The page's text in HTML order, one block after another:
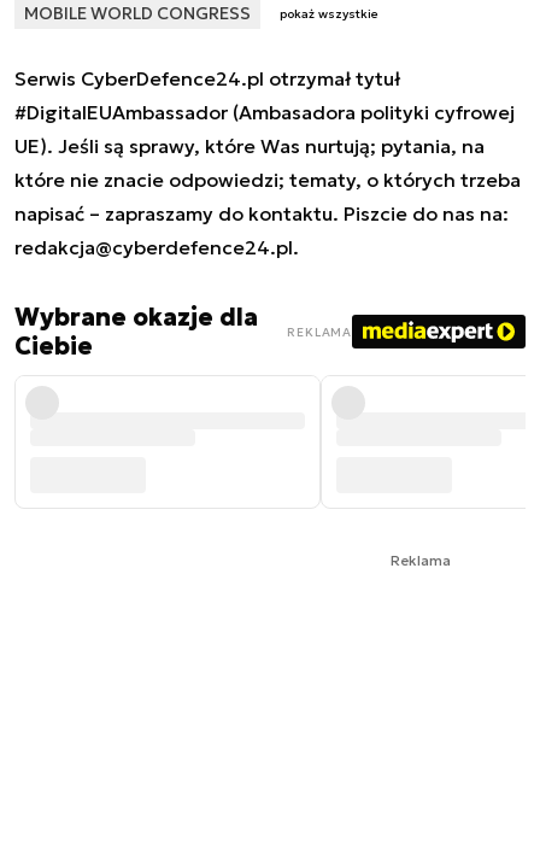
MOBILE WORLD CONGRESS
pokaż wszystkie
Serwis CyberDefence24.pl otrzymał tytuł
#DigitalEUAmbassador (Ambasadora polityki cyfrowej
UE). Jeśli są sprawy, które Was nurtują; pytania, na
które nie znacie odpowiedzi; tematy, o których trzeba
napisać – zapraszamy do kontaktu. Piszcie do nas na:
redakcja@cyberdefence24.pl.
Wybrane okazje dla
Ciebie
REKLAMA
Reklama